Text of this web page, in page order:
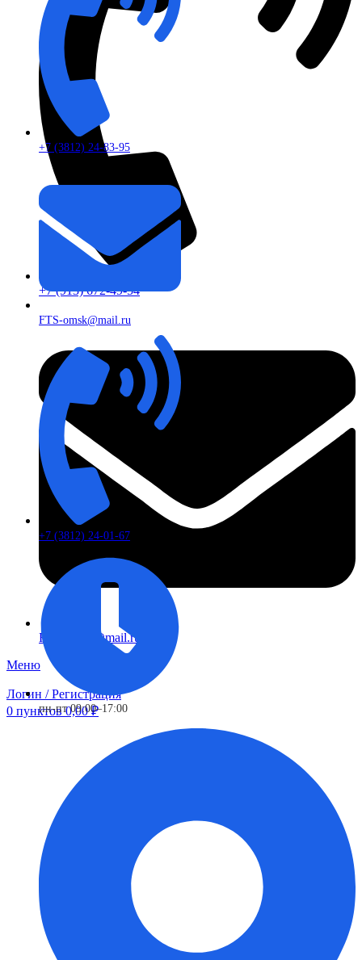
+7 (913) 672-49-54
FTS-omsk@mail.ru
Меню
Логин / Регистрация
0 пунктов 0,00₽
+7 (3812) 24-83-95
FTS-omsk@mail.ru
+7 (3812) 24-01-67
пн-пт 09:00–17:00